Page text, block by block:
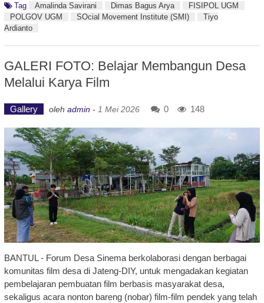
Tag Amalinda Savirani Dimas Bagus Arya
FISIPOL UGM
POLGOV UGM
SOcial Movement Institute (SMI)
Tiyo
Ardianto
GALERI FOTO: Belajar Membangun Desa
Melalui Karya Film
Gallery oleh admin - 1 Mei 2026 0 148
BANTUL - Forum Desa Sinema berkolaborasi dengan berbagai
komunitas film desa di Jateng-DIY, untuk mengadakan kegiatan
pembelajaran pembuatan film berbasis masyarakat desa,
sekaligus acara nonton bareng (nobar) film-film pendek yang telah